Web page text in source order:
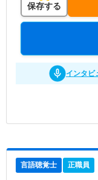
保存する
インタビ
言語聴覚士 正職員